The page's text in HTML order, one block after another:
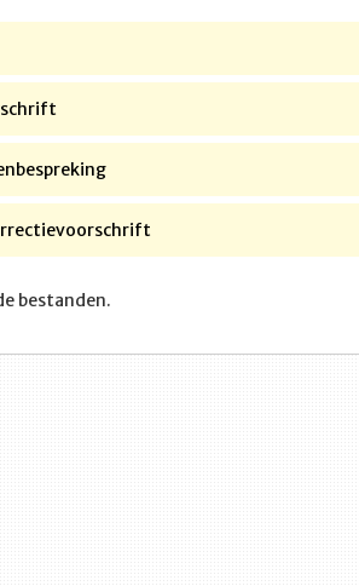
bestanden.